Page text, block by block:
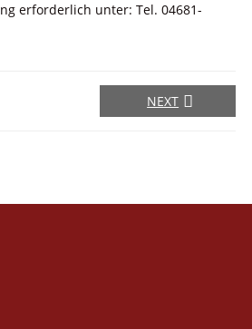
erforderlich unter: Tel. 04681-
NEXT